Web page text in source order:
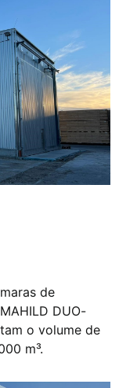
de
DUO-
o volume de
m³.